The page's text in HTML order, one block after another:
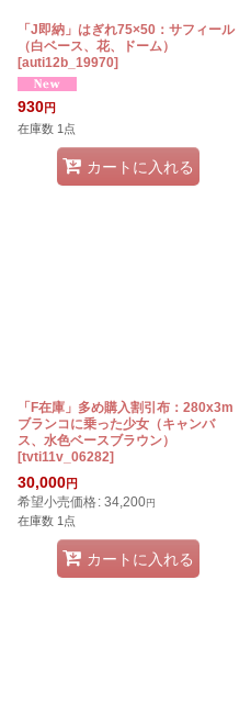
「J即納」はぎれ75×50：サフィール
（白ベース、花、ドーム）
[auti12b_19970]
930円
在庫数 1点
カートに入れる
「F在庫」多め購入割引布：280x3m
ブランコに乗った少女（キャンバ
ス、水色ベースブラウン）
[tvti11v_06282]
30,000円
希望小売価格: 34,200円
在庫数 1点
カートに入れる